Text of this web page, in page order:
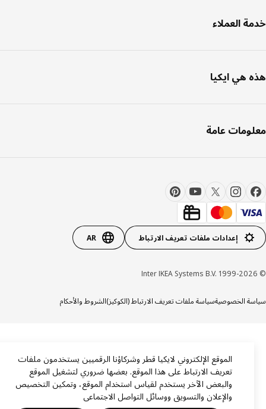
العملاء
هي ايكيا
عامة
إعدادات ملفات تعريف الارتباط AR
الخصوصيةسياسة ملفات تعريف الارتباط (الكوكيز)الشروط والأحكام
الموقع الإلكتروني لايكيا قطر وشركاؤنا الرقميين يستخدمون ملفات
تعريف الارتباط على هذا الموقع. بعضها ضروري لتشغيل الموقع
والبعض الآخر يستخدم لقياس استخدام الموقع، وتمكين التخصيص
والإعلان والتسويق ووسائل التواصل الاجتماعي